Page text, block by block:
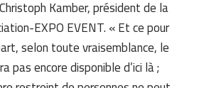
Kamber, président de la
EXPO EVENT. « Et ce pour
selon toute vraisemblance, le
pas encore disponible d’ici là ;